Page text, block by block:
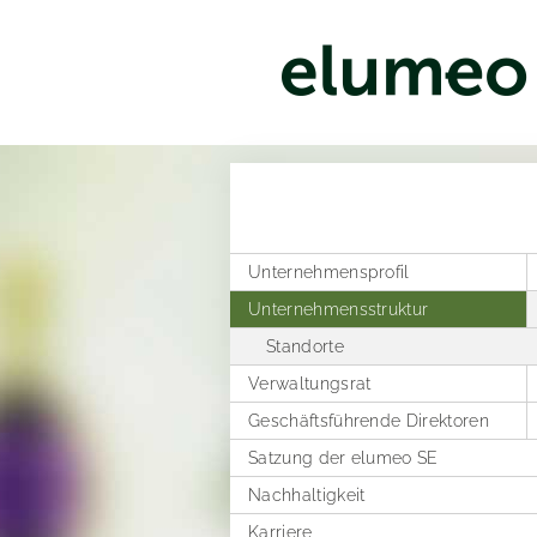
Unternehmensprofil
Vertriebskanäle
Unternehmensstruktur
Standorte
Verwaltungsrat
Geschäftsordnung
Vergütungsbericht
Geschäftsführende Direktoren
Vergütungssystem und
Vergütungsberichte
Satzung der elumeo SE
Nachhaltigkeit
Karriere